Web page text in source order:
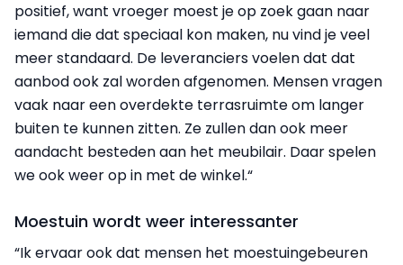
positief, want vroeger moest je op zoek gaan naar
iemand die dat speciaal kon maken, nu vind je veel
meer standaard. De leveranciers voelen dat dat
aanbod ook zal worden afgenomen. Mensen vragen
vaak naar een overdekte terrasruimte om langer
buiten te kunnen zitten. Ze zullen dan ook meer
aandacht besteden aan het meubilair. Daar spelen
we ook weer op in met de winkel.“
Moestuin wordt weer interessanter
“Ik ervaar ook dat mensen het moestuingebeuren